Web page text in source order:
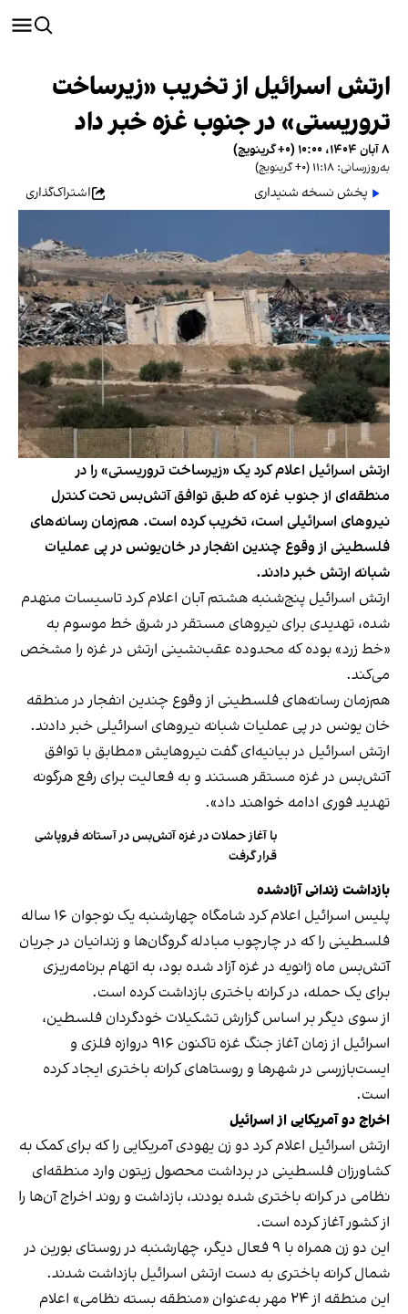
ارتش اسرائیل از تخریب «زیرساخت
تروریستی» در جنوب غزه خبر داد
۸ آبان ۱۴۰۴، ۱۰:۰۰ (‎+۰ گرینویچ)
به‌روزرسانی: ۱۱:۱۸ (‎+۰ گرینویچ)
پخش نسخه شنیداری اشتراک‌گذاری
ارتش اسرائیل اعلام کرد یک «زیرساخت تروریستی» را در
منطقه‌ای از جنوب غزه که طبق توافق آتش‌بس تحت کنترل
نیروهای اسرائیلی است، تخریب کرده است. هم‌زمان رسانه‌های
فلسطینی از وقوع چندین انفجار در خان‌یونس در پی عملیات
شبانه ارتش خبر دادند.
ارتش اسرائیل پنج‌شنبه هشتم آبان اعلام کرد تاسیسات منهدم
شده، تهدیدی برای نیروهای مستقر در شرق خط موسوم به
«خط زرد» بوده که محدوده عقب‌نشینی ارتش در غزه را مشخص
می‌کند.
هم‌زمان رسانه‌های فلسطینی از وقوع چندین انفجار در منطقه
خان یونس در پی عملیات شبانه نیروهای اسرائیلی خبر دادند.
ارتش اسرائیل در بیانیه‌ای گفت نیروهایش «مطابق با توافق
آتش‌بس در غزه مستقر هستند و به فعالیت برای رفع هرگونه
تهدید فوری ادامه خواهند داد».
با آغاز حملات در غزه آتش‌بس در آستانه فروپاشی
قرار گرفت
بازداشت زندانی آزاد‌شده
پلیس اسرائیل اعلام کرد
شامگاه چهارشنبه یک نوجوان ۱۶ ساله
فلسطینی را که در چارچوب مبادله گروگان‌ها و زندانیان در جریان
آتش‌بس ماه ژانویه در غزه آزاد شده بود، به اتهام برنامه‌ریزی
برای یک حمله، در کرانه باختری بازداشت کرده است.
از سوی دیگر بر اساس گزارش تشکیلات خودگردان فلسطین،
اسرائیل از زمان آغاز جنگ غزه تاکنون ۹۱۶ دروازه‌ فلزی و
ایست‌بازرسی در شهرها و روستاهای کرانه باختری ایجاد کرده
است.
اخراج دو آمریکایی از اسرائیل
ارتش اسرائیل اعلام کرد دو زن یهودی آمریکایی را که برای کمک به
کشاورزان فلسطینی در برداشت محصول زیتون وارد منطقه‌ای
نظامی در کرانه باختری شده بودند، بازداشت و روند اخراج آن‌ها را
از کشور آغاز کرده است.
این دو زن همراه با ۹ فعال دیگر، چهارشنبه در روستای بورین در
شمال کرانه باختری به دست ارتش اسرائیل بازداشت شدند.
این منطقه از ۲۴ مهر به‌عنوان «منطقه بسته نظامی» اعلام